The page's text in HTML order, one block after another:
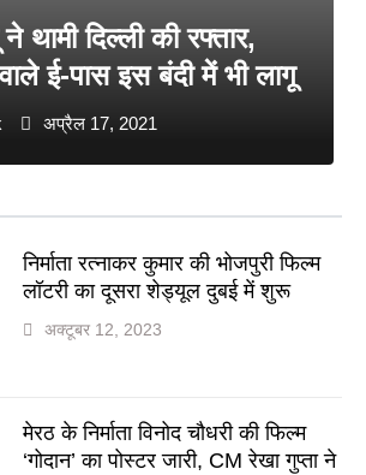
निर्माता रत्नाकर कुमार की भोजपुरी फिल्म
लॉटरी का दूसरा शेड्यूल दुबई में शुरू
अक्टूबर 12, 2023
मेरठ के निर्माता विनोद चौधरी की फिल्म
‘गोदान’ का पोस्टर जारी, CM रेखा गुप्ता ने
थामी दिल्ली की रफ्तार,
ई-पास इस बंदी में भी लागू
अप्रैल 17, 2021